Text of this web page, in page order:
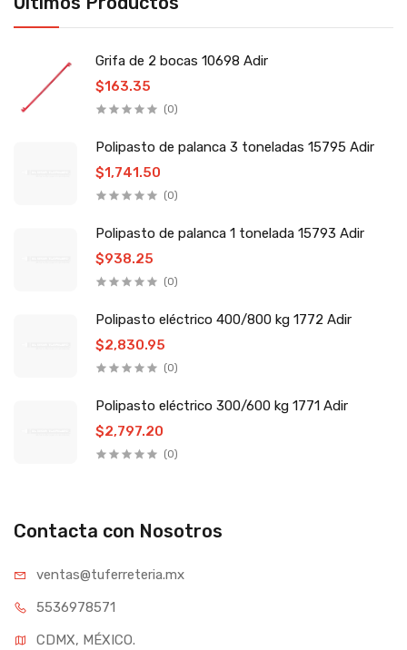
Grifa de 2 bocas 10698 Adir
$163.35
(0)
Polipasto de palanca 3 toneladas 15795 Adir
$1,741.50
(0)
Polipasto de palanca 1 tonelada 15793 Adir
$938.25
(0)
Polipasto eléctrico 400/800 kg 1772 Adir
$2,830.95
(0)
Polipasto eléctrico 300/600 kg 1771 Adir
$2,797.20
(0)
Contacta con Nosotros
ventas@tuferreteria.mx
5536978571
CDMX, MÉXICO.